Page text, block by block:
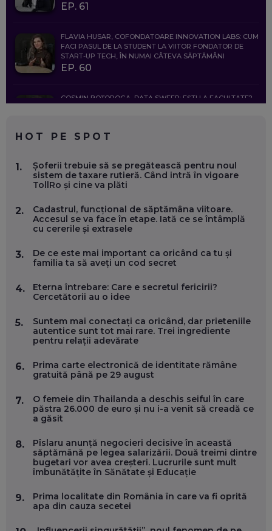
EP. 61
FLAVIA HUSAR, COFONDATOARE INNOVATION LABS: CUM
FACI PASUL DE LA STUDENT LA VIITOR FONDATOR DE
START-UP TECH, ÎN NUMAI CÂTEVA SĂPTĂMÂNI
EP. 60
COSMIN BOȚOROGA, DATA SWEEP: EȘTI LA FACULTATE?
FOLOSEȘTI TEHNOLOGIA CA SĂ FII MAI BUN LA JOB. ȘI CUM
SE VA SCHIMBA MUNCA, ÎN URMĂTORII ANI
EP. 58
MARIUS PAȘCULEA, COFONDATOR AL KULTH: CUM
FOLOSEȘTI TEHNOLOGIA CA SĂ ÎȚI DESCHIZI DRUMUL
EP. 57
ANDREI AVĂDANEI, BIT SENTINEL: CUM ÎȚI PROTEJEZI
EFICIENT VIAȚA ONLINE. ȘI CARE SUNT PRIMII PAȘI ÎNTR-O
CARIERĂ DE „HACKER CU PERMIS”
DOINA VÎLCEANU, CONTENTSPEED: VREI SUCCES ONLINE?
EP. 55
OLIVIU MATEI, HOLISUN: SOFTWARE DE LA CLUJ PENTRU
WASHINGTON, OCHELARI INTELIGENȚI ȘI FERME
VALENTIN VANCEA, CEO AL PATRIA BANK: AUTOMATIZĂM
PROCESE, DAR CE FACEM CÂND PICĂ BAZA DE DATE, LA
EP. 53
VOICU OPREAN (AROBS): CUM CONSTRUIEȘTI O COMPANIE
HOT PE SPOT
1.
Șoferii trebuie să se pregătească pentru noul
sistem de taxare rutieră. Când intră în vigoare
TollRo și cine va plăti
2.
Cadastrul, funcțional de săptămâna viitoare.
Accesul se va face în etape. Iată ce se întâmplă
cu cererile și extrasele
3.
De ce este mai important ca oricând ca tu și
familia ta să aveți un cod secret
4.
Eterna întrebare: Care e secretul fericirii?
Cercetătorii au o idee
5.
Suntem mai conectați ca oricând, dar prieteniile
autentice sunt tot mai rare. Trei ingrediente
pentru relații adevărate
6.
Prima carte electronică de identitate rămâne
gratuită până pe 29 august
7.
O femeie din Thailanda a deschis seiful în care
păstra 26.000 de euro și nu i-a venit să creadă ce
a găsit
8.
Pîslaru anunță negocieri decisive în această
săptămână pe legea salarizării. Două treimi dintre
bugetari vor avea creșteri. Lucrurile sunt mult
îmbunătățite în Sănătate și Educație
9.
Prima localitate din România în care va fi oprită
apa din cauza secetei